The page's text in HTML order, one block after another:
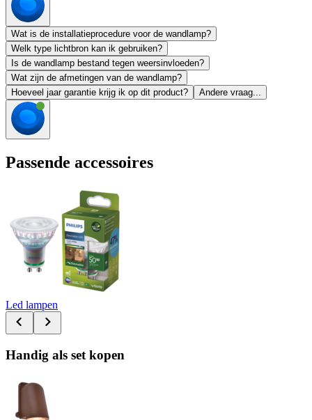
Wat is de installatieprocedure voor de wandlamp?
Welk type lichtbron kan ik gebruiken?
Is de wandlamp bestand tegen weersinvloeden?
Wat zijn de afmetingen van de wandlamp?
Hoeveel jaar garantie krijg ik op dit product?
Andere vraag...
Passende accessoires
Led lampen
Handig als set kopen